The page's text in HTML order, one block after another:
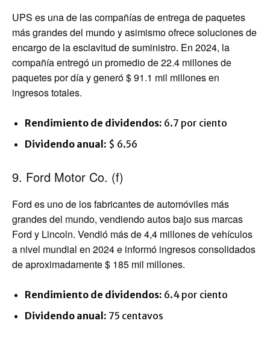
UPS es una de las compañías de entrega de paquetes
más grandes del mundo y asimismo ofrece soluciones de
encargo de la esclavitud de suministro. En 2024, la
compañía entregó un promedio de 22.4 millones de
paquetes por día y generó $ 91.1 mil millones en
ingresos totales.
Rendimiento de dividendos: 6.7 por ciento
Dividendo anual: $ 6.56
9. Ford Motor Co. (f)
Ford es uno de los fabricantes de automóviles más
grandes del mundo, vendiendo autos bajo sus marcas
Ford y Lincoln. Vendió más de 4,4 millones de vehículos
a nivel mundial en 2024 e informó ingresos consolidados
de aproximadamente $ 185 mil millones.
Rendimiento de dividendos: 6.4 por ciento
Dividendo anual: 75 centavos